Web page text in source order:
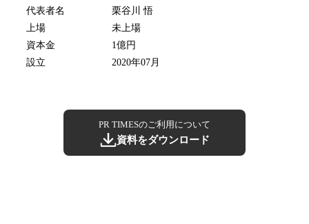
代表者名
栗谷川 悟
上場
未上場
資本金
1億円
設立
2020年07月
PR TIMESのご利用について
資料をダウンロード